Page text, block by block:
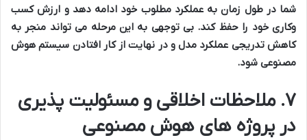
شما در طول زمان به عملکرد مطلوب خود ادامه دهد و ارزش کسب
وکاری خود را حفظ کند. بی توجهی به این مرحله می تواند منجر به
کاهش تدریجی عملکرد مدل و در نهایت از کار افتادن سیستم هوش
مصنوعی شود.
۷. ملاحظات اخلاقی و مسئولیت پذیری
در پروژه های هوش مصنوعی